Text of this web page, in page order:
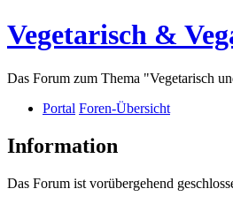
Vegetarisch &
Das Forum zum Thema "Vegetarisch
Portal Foren-Übersicht
Information
Das Forum ist vorübergehend